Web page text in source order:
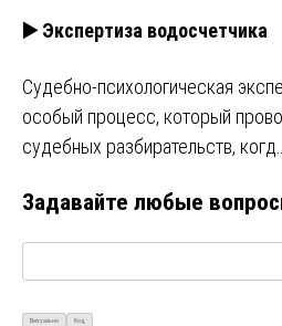
▶️ Экспертиза водосчетчика
Судебно-психологическая
особый процесс, который
судебных разбирательств, когд…
Задавайте любые
Визуально Код